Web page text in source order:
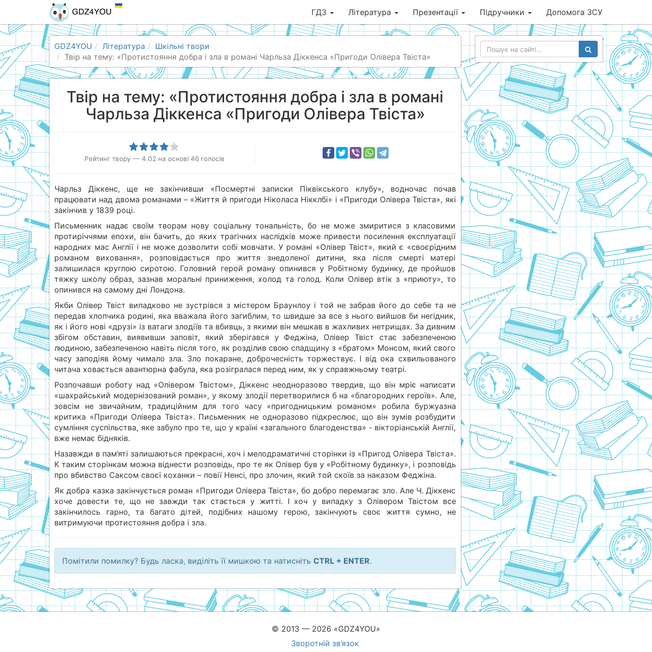
ГДЗ Література Презентації Підручники Допомога ЗСУ
GDZ4YOU Література
Шкільні твори
Твір на тему: «Протистояння добра і зла в романі Чарльза Діккенса «Пригоди Олівера Твіста»
Твір на тему: «Протистояння добра і зла в романі
Чарльза Діккенса «Пригоди Олівера Твіста»
Рейтинг твору — 4.02 на основі 46голосів
Чарльз Діккенс, ще не закінчивши «Посмертні записки Піквікського клубу», водночас почав
працювати над двома романами – «Життя й пригоди Ніколаса Нікклбі» і «Пригоди Олівера Твіста», які
закінчив у 1839 році.
Письменник надає своїм творам нову соціальну тональність, бо не може змиритися з класовими
протиріччями епохи, він бачить, до яких трагічних наслідків може привести посилення експлуатації
народних мас Англії і не може дозволити собі мовчати. У романі «Олівер Твіст», який є «своєрідним
романом виховання», розповідається про життя знедоленої дитини, яка після смерті матері
залишилася круглою сиротою. Головний герой роману опинився у Робітному будинку, де пройшов
тяжку школу образ, зазнав моральні приниження, холод та голод. Коли Олівер втік з «приюту», то
опинився на самому дні Лондона.
Якби Олівер Твіст випадково не зустрівся з містером Браунлоу і той не забрав його до себе та не
передав хлопчика родині, яка вважала його загиблим, то швидше за все з нього вийшов би негідник,
як і його нові «друзі» із ватаги злодіїв та вбивць, з якими він мешкав в жахливих нетрищах. За дивним
збігом обставин, виявивши заповіт, який зберігався у Феджіна, Олівер Твіст стає забезпеченою
людиною, забезпеченою навіть після того, як розділив свою спадщину з «братом» Монсом, який свого
часу заподіяв йому чимало зла. Зло покаране, доброчесність торжествує. І від ока схвильованого
читача ховається авантюрна фабула, яка розігралася перед ним, як у справжньому театрі.
Розпочавши роботу над «Олівером Твістом», Діккенс неодноразово твердив, що він мріє написати
«шахрайський модернізований роман», у якому злодії перетворилися б на «благородних героїв». Але,
зовсім не звичайним, традиційним для того часу «пригодницьким романом» робила буржуазна
критика «Пригоди Олівера Твіста». Письменник не одноразово підкреслює, що він зумів розбудити
сумління суспільства, яке забуло про те, що у країні «загального благоденства» - вікторіанській Англії,
вже немає бідняків.
Назавжди в пам’яті залишаються прекрасні, хоч і мелодраматичні сторінки із «Пригод Олівера Твіста».
К таким сторінкам можна віднести розповідь, про те як Олівер був у «Робітному будинку», і розповідь
про вбивство Саксом своєї коханки – повії Ненсі, про злочин, який той скоїв за наказом Феджіна.
Як добра казка закінчується роман «Пригоди Олівера Твіста», бо добро перемагає зло. Але Ч. Діккенс
хоче довести те, що не завжди так стається у житті. І хоч у випадку з Олівером Твістом все
закінчилось гарно, та багато дітей, подібних нашому герою, закінчують своє життя сумно, не
витримуючи протистояння добра і зла.
Помітили помилку? Будь ласка, виділіть її мишкою та натисніть CTRL + ENTER.
© 2013 — 2026 «GDZ4YOU»
Зворотній зв’язок